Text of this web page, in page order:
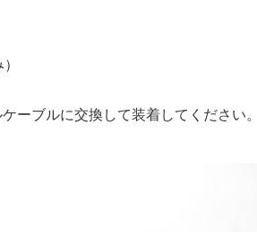
ーブルに交換して装着してください。